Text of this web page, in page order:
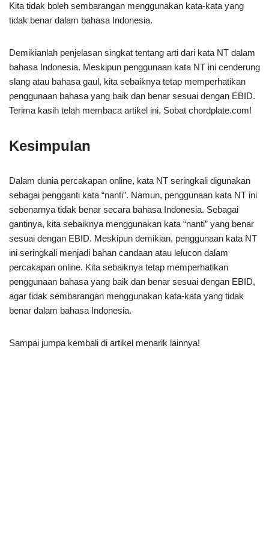
Kita tidak boleh sembarangan menggunakan kata-kata yang
tidak benar dalam bahasa Indonesia.
Demikianlah penjelasan singkat tentang arti dari kata NT dalam
bahasa Indonesia. Meskipun penggunaan kata NT ini cenderung
slang atau bahasa gaul, kita sebaiknya tetap memperhatikan
penggunaan bahasa yang baik dan benar sesuai dengan EBID.
Terima kasih telah membaca artikel ini, Sobat chordplate.com!
Kesimpulan
Dalam dunia percakapan online, kata NT seringkali digunakan
sebagai pengganti kata “nanti”. Namun, penggunaan kata NT ini
sebenarnya tidak benar secara bahasa Indonesia. Sebagai
gantinya, kita sebaiknya menggunakan kata “nanti” yang benar
sesuai dengan EBID. Meskipun demikian, penggunaan kata NT
ini seringkali menjadi bahan candaan atau lelucon dalam
percakapan online. Kita sebaiknya tetap memperhatikan
penggunaan bahasa yang baik dan benar sesuai dengan EBID,
agar tidak sembarangan menggunakan kata-kata yang tidak
benar dalam bahasa Indonesia.
Sampai jumpa kembali di artikel menarik lainnya!